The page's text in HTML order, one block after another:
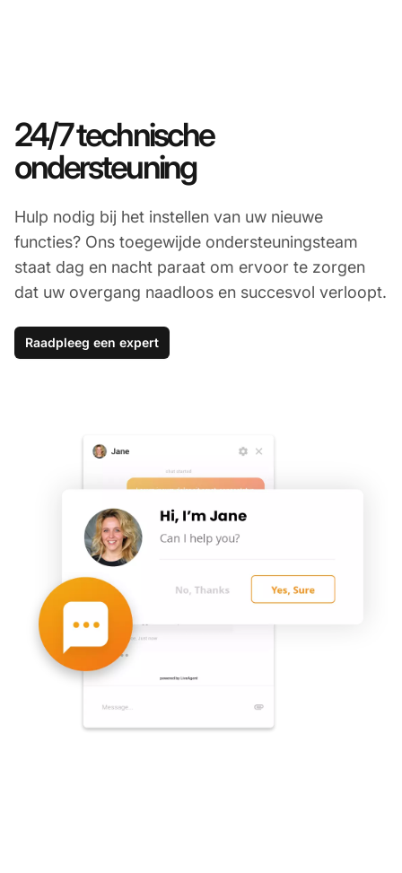
24/7 technische
ondersteuning
Hulp nodig bij het instellen van uw nieuwe
functies? Ons toegewijde ondersteuningsteam
staat dag en nacht paraat om ervoor te zorgen
dat uw overgang naadloos en succesvol verloopt.
Raadpleeg een expert